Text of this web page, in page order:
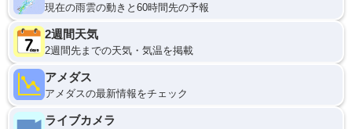
現在の雨雲の動きと60時間先の予報
2週間天気
2週間先までの天気・気温を掲載
アメダス
アメダスの最新情報をチェック
ライブカメラ